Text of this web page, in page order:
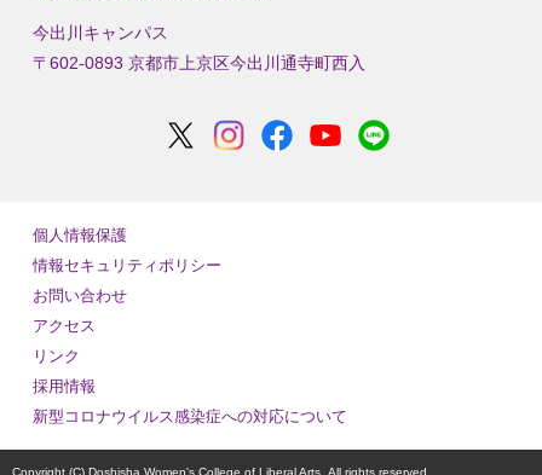
今出川キャンパス
〒602-0893 京都市上京区今出川通寺町西入
個人情報保護
情報セキュリティポリシー
お問い合わせ
アクセス
リンク
採用情報
新型コロナウイルス感染症への対応について
Copyright (C) Doshisha Women's College of Liberal Arts, All rights reserved.